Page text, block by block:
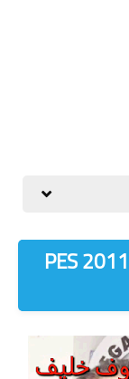
باتش التعليق العربي لبيس PES 2011